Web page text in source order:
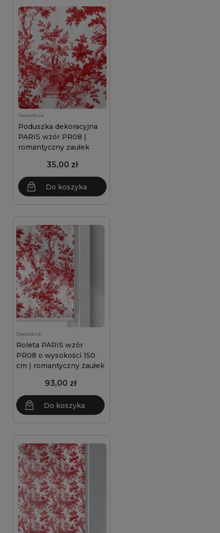
Decordruk
Poduszka dekoracyjna
PARIS wzór PR08 |
romantyczny zaułek
35,00 zł
Do koszyka
Decordruk
Roleta PARIS wzór
PR08 o wysokości 150
cm | romantyczny zaułek
93,00 zł
Do koszyka